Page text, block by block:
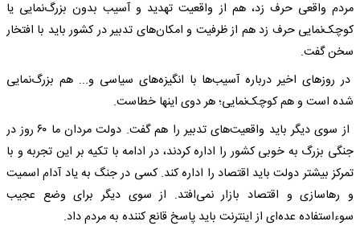
مردم واقعی حرف زد، هم از واقعیت تهدید و آسیب بدون بزرگ‌نمایی یا
کوچک‌نمایی حرف زد هم از ظرفیت و امکان‌های تدبیر در کشور باید با افتخار
سخن گفت.
در روزهای اخیر درباره آسیب‌ها با انگیزه‌های سیاسی و... هم بزرگ‌نمایی
شده است و هم کوچک‌نمایی؛ هر دوی اینها خطاست.
از سوی دیگر باید واقعیت‌های تدبیر را هم گفت. دولت مردان ما ۶۰ روز در
جنگی بزرگ به خوبی کشور را اداره کردند، در ادامه با تکیه بر این تجربه و با
تمرکز بیشتر دولت باید اقتصاد را اداره کند. کسی در جنگ به یاد آدام اسمیت
و رها‌سازی و اقتصاد بازار نمی‌افتد. از سوی دیگر برای وضع عجیب
سوءاستفاده عده‌ای از اینترنت باید پاسخ قانع کننده به مردم داد.